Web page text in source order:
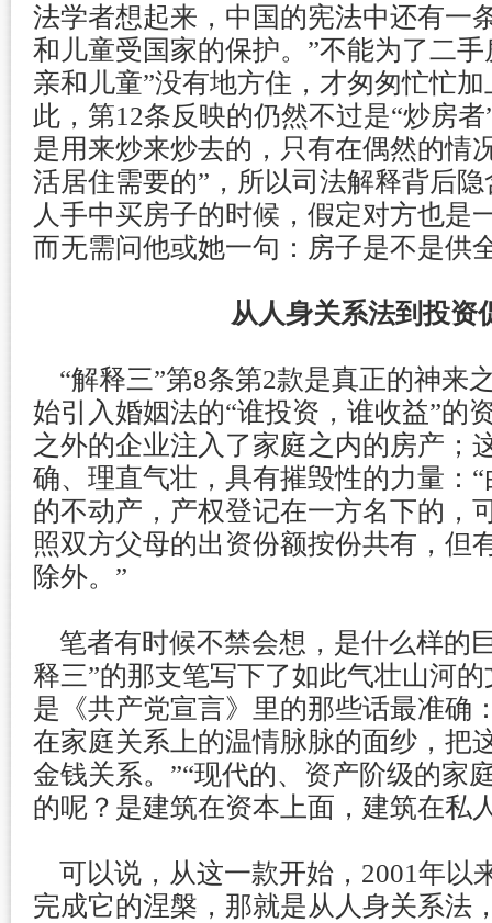
法学者想起来，中国的宪法中还有一
和儿童受国家的保护。”不能为了二
亲和儿童”没有地方住，才匆匆忙忙
此，第12条反映的仍然不过是“炒房
是用来炒来炒去的，只有在偶然的情
活居住需要的”，所以司法解释背后
人手中买房子的时候，假定对方也是
而无需问他或她一句：房子是不是供
从人身关系法到投资
“解释三”第8条第2款是真正的神来
始引入婚姻法的“谁投资，谁收益”的
之外的企业注入了家庭之内的房产；
确、理直气壮，具有摧毁性的力量：
的不动产，产权登记在一方名下的，
照双方父母的出资份额按份共有，但
除外。”
笔者有时候不禁会想，是什么样的
释三”的那支笔写下了如此气壮山河
是《共产党宣言》里的那些话最准确
在家庭关系上的温情脉脉的面纱，把
金钱关系。”“现代的、资产阶级的家
的呢？是建筑在资本上面，建筑在私
可以说，从这一款开始，2001年以
完成它的涅槃，那就是从人身关系法